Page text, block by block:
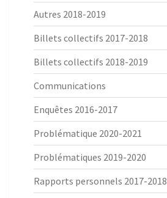
Autres 2018-2019
Billets collectifs 2017-2018
Billets collectifs 2018-2019
Communications
Enquêtes 2016-2017
Problématique 2020-2021
Problématiques 2019-2020
Rapports personnels 2017-2018